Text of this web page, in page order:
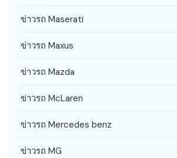
ข่าวรถ Maserati
ข่าวรถ Maxus
ข่าวรถ Mazda
ข่าวรถ McLaren
ข่าวรถ Mercedes benz
ข่าวรถ MG